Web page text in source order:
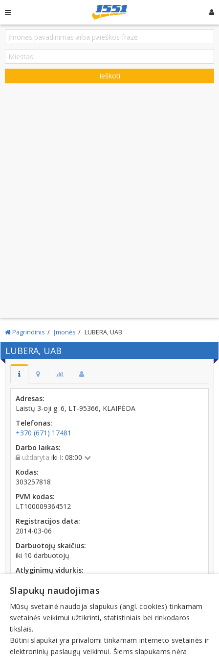
Ieškoti
Pagrindinis Įmonės LUBERA, UAB
LUBERA, UAB
Adresas:
Laistų 3-oji g. 6, LT-95366, KLAIPĖDA
Telefonas:
+370 (671) 17481
Darbo laikas:
uždaryta iki I: 08:00
Kodas:
303257818
PVM kodas:
LT100009364512
Registracijos data:
2014-03-06
Darbuotojų skaičius:
iki 10 darbuotojų
Atlyginimų vidurkis:
SoDra įmokų suma:
1 110,04 € (2026 m. 06 mėn.)
Apyvarta:
109 510 €, pelnas po mokesčių 12,7 % (2025 m.)
Slapukų naudojimas
Mūsų svetainė naudoja slapukus (angl. cookies) tinkamam
svetainės veikimui užtikrinti, statistiniais bei rinkodaros
tikslais.
Būtini slapukai yra privalomi tinkamam interneto svetainės ir
elektroninių paslaugų veikimui. Šiems slapukams nėra